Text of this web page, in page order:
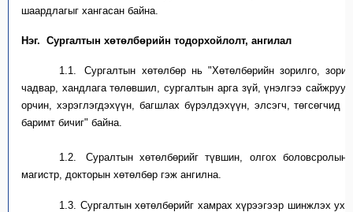
шаардлагыг хангасан байна.
Нэг. Сургалтын хөтөлбөрийн тодорхойлолт, ангилал
1.1. Сургалтын хөтөлбөр нь"Хөтөлбөрийн зорилго,
чадвар, хандлага төлөвшил,сургалтын арга зүй,үнэлгээ
орчин, хэрэглэгдэхүүн, багшлах бүрэлдэхүүн, элсэгч, төгсөгчид
баримт бичиг" байна.
1.2. Суралтын хөтөлбөрийгтүвшин, олгох боловсролын
магистр, докторын хөтөлбөр гэж ангилна.
1.3. Сургалтын хөтөлбөрийг хамрах хүрээгээр шинжлэх